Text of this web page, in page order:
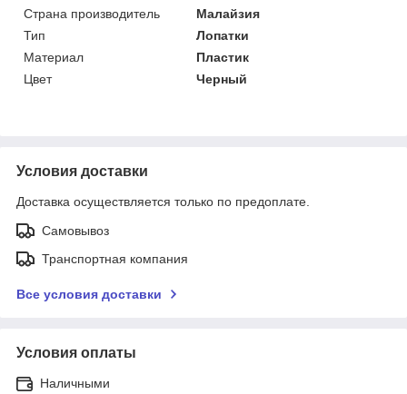
Страна производитель
Малайзия
Тип
Лопатки
Материал
Пластик
Цвет
Черный
Условия доставки
Доставка осуществляется только по предоплате.
Самовывоз
Транспортная компания
Все условия доставки
Условия оплаты
Наличными